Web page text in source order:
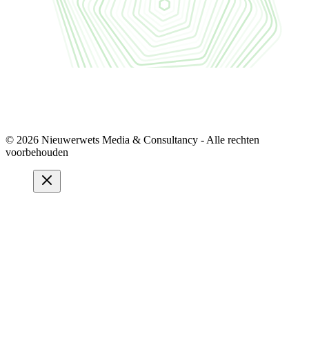
© 2026 Nieuwerwets Media & Consultancy - Alle rechten
voorbehouden